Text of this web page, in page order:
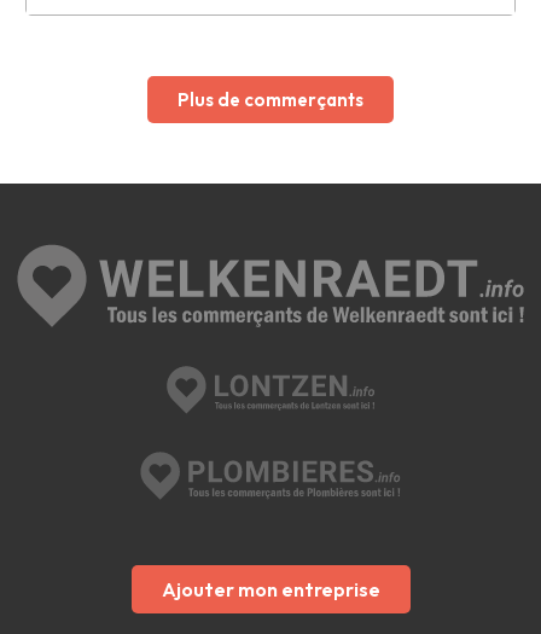
Plus de commerçants
Ajouter mon entreprise